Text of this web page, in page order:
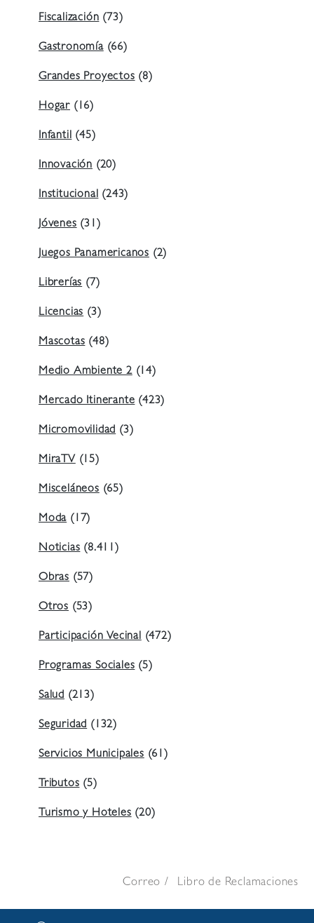
Fiscalización(73)
Gastronomía(66)
Grandes Proyectos(8)
Hogar (16)
Infantil(45)
Innovación (20)
Institucional(243)
Jóvenes(31)
Juegos Panamericanos (2)
Librerías(7)
Licencias(3)
Mascotas(48)
Medio Ambiente 2(14)
Mercado Itinerante(423)
Micromovilidad(3)
MiraTV(15)
Misceláneos(65)
Moda(17)
Noticias(8.411)
Obras (57)
Otros (53)
Participación Vecinal(472)
Programas Sociales(5)
Salud (213)
Seguridad(132)
Servicios Municipales(61)
Tributos(5)
Turismo y Hoteles(20)
Correo Libro de Reclamaciones